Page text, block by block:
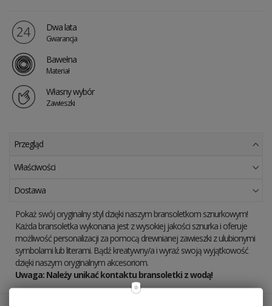
Dwa lata
Gwarancja
Bawełna
Materiał
Własny wybór
Zawieszki
Przegląd
Właściwości
Dostawa
Pokaż swój oryginalny styl dzięki naszym bransoletkom sznurkowym!
Każda bransoletka wykonana jest z wysokiej jakości sznurka i oferuje
możliwość personalizacji za pomocą drewnianej zawieszki z ulubionymi
symbolami lub literami. Bądź kreatywny/a i wyraź swoją wyjątkowość
dzięki naszym oryginalnym akcesoriom.
Uwaga: Należy unikać kontaktu bransoletki z wodą!